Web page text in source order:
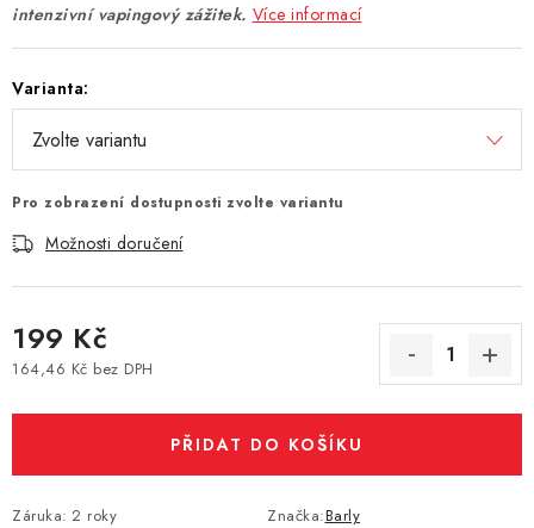
Vše o nákupu Jak reklamovat či vrátit zboží
Recenze
Kontakty
Prodejny
intenzivní vapingový zážitek. Více informací
Varianta:
Pro zobrazení dostupnosti zvolte variantu
Možnosti doručení
199 Kč
164,46 Kč bez DPH
PŘIDAT DO KOŠÍKU
Záruka: 2 roky Značka:Barly